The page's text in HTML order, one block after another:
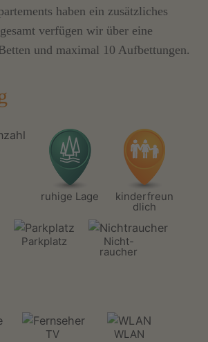
haben ein zusätzliches
verfügen wir über eine
und maximal 10 Aufbettungen.
ruhige Lage kinderfreun
dlich
Parkplatz Nicht-
raucher
TV WLAN